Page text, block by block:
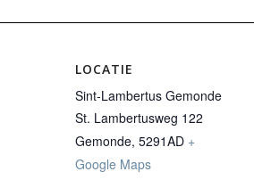
LOCATIE
Sint-Lambertus Gemonde
St. Lambertusweg 122
Gemonde, 5291AD +
Google Maps